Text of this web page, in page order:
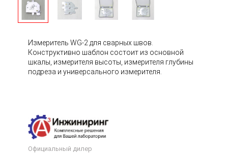
Измеритель WG-2 для сварных швов.
Конструктивно шаблон состоит из основной
шкалы, измерителя высоты, измерителя глубины
подреза и универсального измерителя.
Официальный дилер